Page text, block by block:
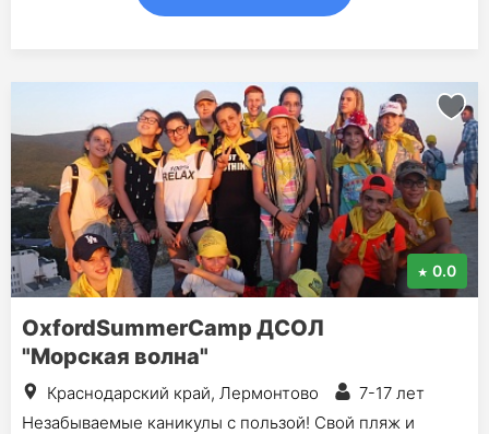
0.0
OxfordSummerCamp ДСОЛ
"Морская волна"
Краснодарский край, Лермонтово
7-17 лет
Незабываемые каникулы с пользой! Свой пляж и